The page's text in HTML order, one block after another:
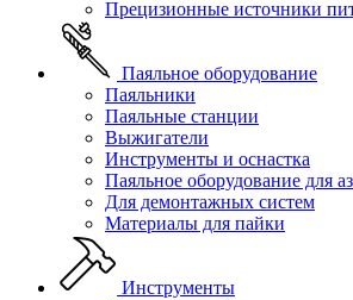
Прецизионные источники
Паяльное оборудование
Паяльники
Паяльные станции
Выжигатели
Инструменты и оснастка
Паяльное оборудование для
Для демонтажных систем
Материалы для пайки
Инструменты